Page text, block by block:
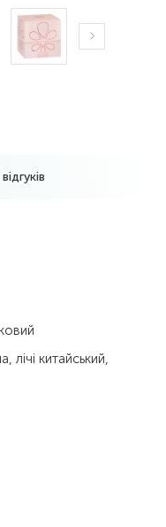
відгуків
лічі китайський